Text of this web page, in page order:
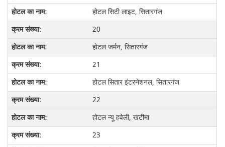
होटल सिटी लाइट, सितारगंज
20
होटल जर्मन, सितारगंज
21
होटल सितार इंटरनेशनल, सितारगंज
22
होटल न्यू हवेली, खटीमा
23